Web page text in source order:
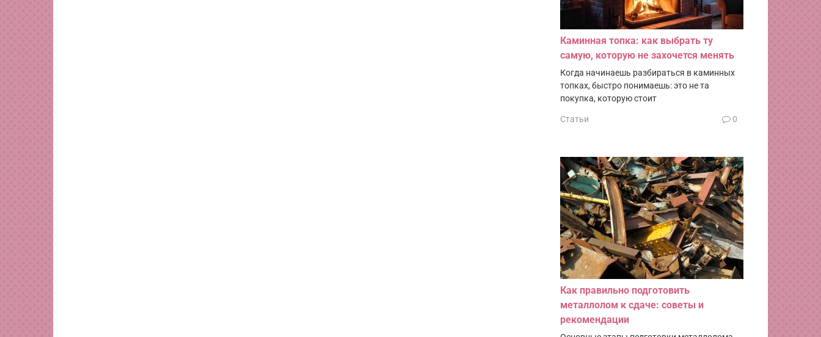
Каминная топка: как выбрать ту
самую, которую не захочется менять
Когда начинаешь разбираться в каминных
топках, быстро понимаешь: это не та
покупка, которую стоит
Статьи 0
Как правильно подготовить
металлолом к сдаче: советы и
рекомендации